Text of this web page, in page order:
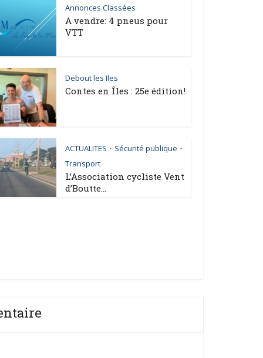
Annonces Classées
A vendre: 4 pneus pour
VTT
Debout les Iles
Contes en Îles : 25e édition!
ACTUALITES • Sécurité publique •
Transport
L’Association cycliste Vent
d’Boutte...